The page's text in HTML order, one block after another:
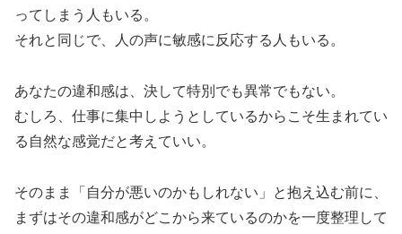
ってしまう人もいる。
それと同じで、人の声に敏感に反応する人もいる。
あなたの違和感は、決して特別でも異常でもない。
むしろ、仕事に集中しようとしているからこそ生まれてい
る自然な感覚だと考えていい。
そのまま「自分が悪いのかもしれない」と抱え込む前に、
まずはその違和感がどこから来ているのかを一度整理して